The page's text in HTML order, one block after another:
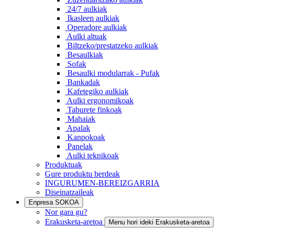
24/7 aulkiak
Ikasleen aulkiak
Operadore aulkiak
Aulki altuak
Biltzeko/prestatzeko aulkiak
Besaulkiak
Sofak
Besaulki modularrak - Pufak
Bankadak
Kafetegiko aulkiak
Aulki ergonomikoak
Taburete finkoak
Mahaiak
Apalak
Kanpokoak
Panelak
Aulki teknikoak
Produktuak
Gure produktu berdeak
INGURUMEN-BEREIZGARRIA
Diseinatzaileak
Enpresa SOKOA
Nor gara gu?
Erakusketa-aretoa
Menu hori ideki Erakusketa-aretoa